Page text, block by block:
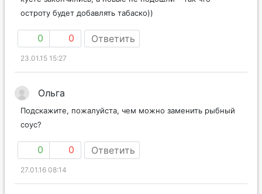
остроту будет добавлять табаско))
0 0 Ответить
23.01.15 15:27
Ольга
Подскажите, пожалуйста, чем можно заменить рыбный
соус?
0 0 Ответить
27.01.16 08:14